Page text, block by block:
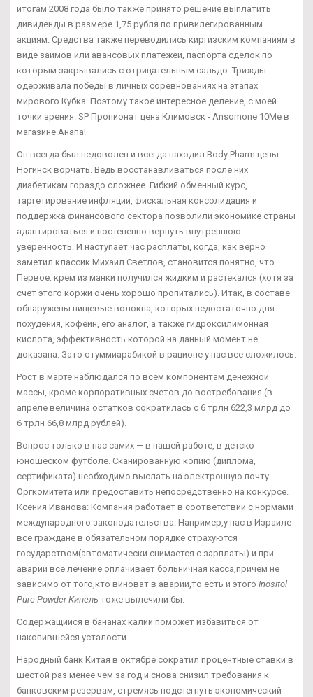
итогам 2008 года было также принято решение выплатить
дивиденды в размере 1,75 рубля по привилегированным
акциям. Средства также переводились киргизским компаниям в
виде займов или авансовых платежей, паспорта сделок по
которым закрывались с отрицательным сальдо. Трижды
одерживала победы в личных соревнованиях на этапах
мирового Кубка. Поэтому такое интересное деление, с моей
точки зрения. SP Пропионат цена Климовск - Ansomone 10Me в
магазине Анапа!
Он всегда был недоволен и всегда находил Body Pharm цены
Ногинск ворчать. Ведь восстанавливаться после них
диабетикам гораздо сложнее. Гибкий обменный курс,
таргетирование инфляции, фискальная консолидация и
поддержка финансового сектора позволили экономике страны
адаптироваться и постепенно вернуть внутреннюю
уверенность. И наступает час расплаты, когда, как верно
заметил классик Михаил Светлов, становится понятно, что...
Первое: крем из манки получился жидким и растекался (хотя за
счет этого коржи очень хорошо пропитались). Итак, в составе
обнаружены пищевые волокна, которых недостаточно для
похудения, кофеин, его аналог, а также гидроксилимонная
кислота, эффективность которой на данный момент не
доказана. Зато с гуммиарабикой в рационе у нас все сложилось.
Рост в марте наблюдался по всем компонентам денежной
массы, кроме корпоративных счетов до востребования (в
апреле величина остатков сократилась с 6 трлн 622,3 млрд до
6 трлн 66,8 млрд рублей).
Вопрос только в нас самих — в нашей работе, в детско-
юношеском футболе. Сканированную копию (диплома,
сертификата) необходимо выслать на электронную почту
Оргкомитета или предоставить непосредственно на конкурсе.
Ксения Иванова: Компания работает в соответствии с нормами
международного законодательства. Например,у нас в Израиле
все граждане в обязательном порядке страхуются
государством(автоматически снимается с зарплаты) и при
аварии все лечение оплачивает больничная касса,причем не
зависимо от того,кто виноват в аварии,то есть и этого Inositol
Pure Powder Кинель тоже вылечили бы.
Содержащийся в бананах калий поможет избавиться от
накопившейся усталости.
Народный банк Китая в октябре сократил процентные ставки в
шестой раз менее чем за год и снова снизил требования к
банковским резервам, стремясь подстегнуть экономический